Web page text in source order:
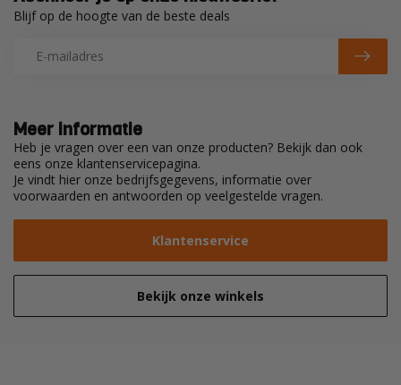
Meer informatie
Heb je vragen over een van onze producten? Bekijk dan ook
eens onze klantenservicepagina.
Je vindt hier onze bedrijfsgegevens, informatie over
voorwaarden en antwoorden op veelgestelde vragen.
Klantenservice
Bekijk onze winkels
Blijf op de hoogte van de beste deals